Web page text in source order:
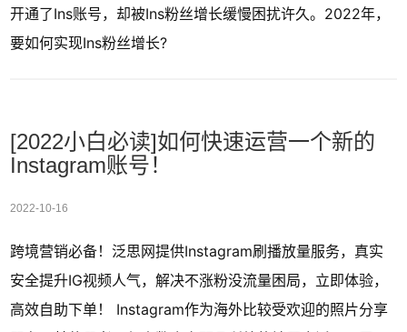
开通了Ins账号，却被Ins粉丝增长缓慢困扰许久。2022年，
要如何实现Ins粉丝增长?
[2022小白必读]如何快速运营一个新的
Instagram账号！
2022-10-16
跨境营销必备！泛思网提供Instagram刷播放量服务，真实
安全提升IG视频人气，解决不涨粉没流量困局，立即体验，
高效自助下单！ Instagram作为海外比较受欢迎的照片分享